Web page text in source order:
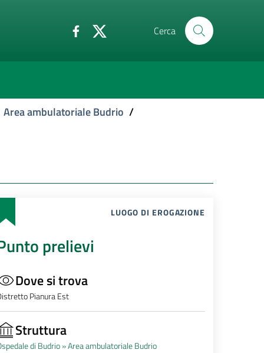
Cerca
Area ambulatoriale Budrio /
LUOGO DI EROGAZIONE
prelievi
Dove si trova
Pianura Est
Struttura
di Budrio »Area ambulatoriale Budrio